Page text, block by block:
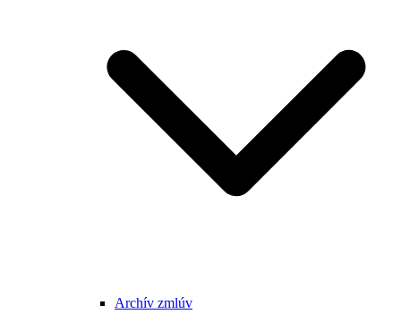
Archív zmlúv